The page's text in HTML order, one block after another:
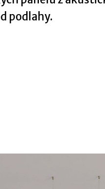
podlahy.